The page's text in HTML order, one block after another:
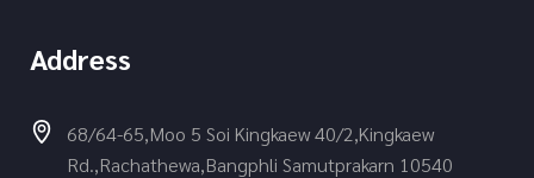
Address
68/64-65,Moo 5 Soi Kingkaew 40/2,Kingkaew
Rd.,Rachathewa,Bangphli Samutprakarn 10540